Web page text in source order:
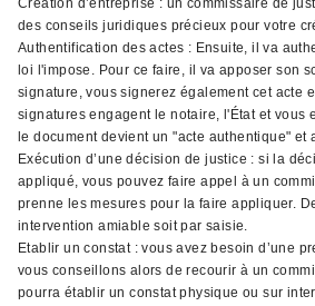
Création d’entreprise : un commissaire de
des conseils juridiques précieux pour votre
Authentification des actes : Ensuite, il va
loi l'impose. Pour ce faire, il va apposer son
signature, vous signerez également cet acte
signatures engagent le notaire, l'État et vous
le document devient un "acte authentique"
Exécution d’une décision de justice : si la
appliqué, vous pouvez faire appel à un
prenne les mesures pour la faire appliquer.
intervention amiable soit par saisie.
Etablir un constat : vous avez besoin d’une
vous conseillons alors de recourir à un
pourra établir un constat physique ou sur